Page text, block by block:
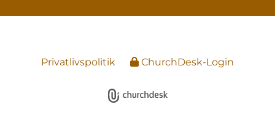
Privatlivspolitik ChurchDesk-Login